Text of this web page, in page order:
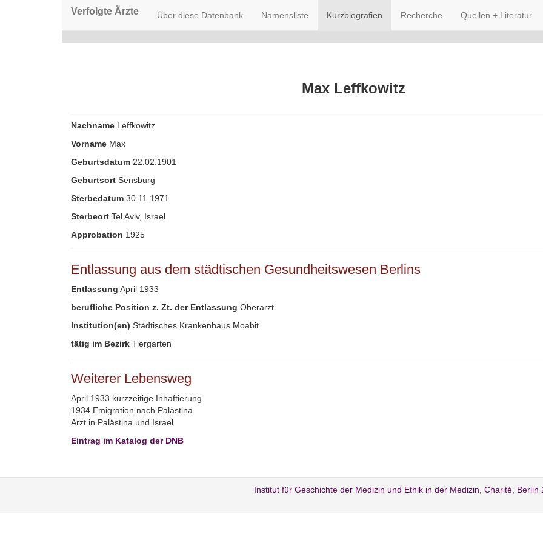
Verfolgte Ärzte Über diese Datenbank Namensliste Kurzbiografien Recherche Quellen + Literatur
Max Leffkowitz
Nachname Leffkowitz
Vorname Max
Geburtsdatum 22.02.1901
Geburtsort Sensburg
Sterbedatum 30.11.1971
Sterbeort Tel Aviv, Israel
Approbation 1925
Entlassung aus dem städtischen Gesundheitswesen Berlins
Entlassung April 1933
berufliche Position z. Zt. der Entlassung Oberarzt
Institution(en) Städtisches Krankenhaus Moabit
tätig im Bezirk Tiergarten
Weiterer Lebensweg
April 1933 kurzzeitige Inhaftierung
1934 Emigration nach Palästina
Arzt in Palästina und Israel
Eintrag im Katalog der DNB
Institut für Geschichte der Medizin und Ethik in der Medizin, Charité, Berlin